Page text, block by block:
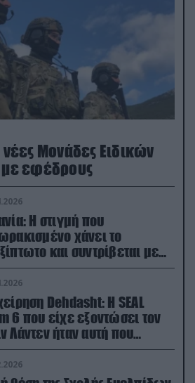
νέες Μονάδες Ειδικών
με εφέδρους
Η στιγμή που
χάνει το
και συντρίβεται με
στο έδαφος (βίντεο)
Dehdasht: Η SEAL
6 που είχε εξοντώσει τον
Λάντεν ήταν αυτή που
τον πιλότο του F-15